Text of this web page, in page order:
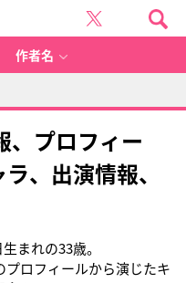
作者名
、プロフィー
、出演情報、
まれの33歳。
ロフィールから演じたキ